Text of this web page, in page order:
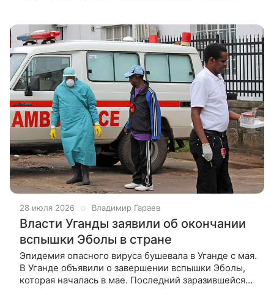
региона,
28 июля 2026 Владимир Гараев
Власти Уганды заявили об окончании
вспышки Эболы в стране
Эпидемия опасного вируса бушевала в Уганде с мая.
В Уганде объявили о завершении вспышки Эболы,
которая началась в мае. Последний заразившейся